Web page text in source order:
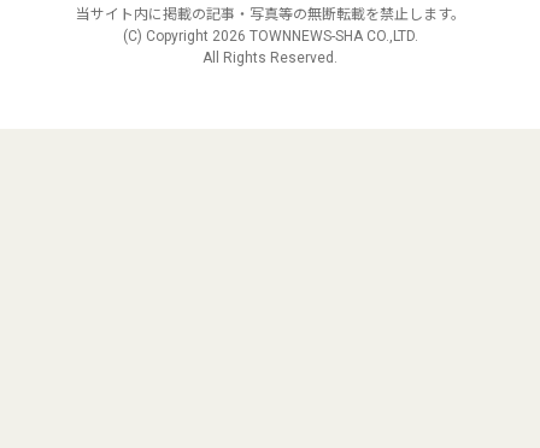
当サイト内に掲載の記事・写真等の無断転載を禁止します。
(C) Copyright 2026 TOWNNEWS-SHA CO.,LTD.
All Rights Reserved.